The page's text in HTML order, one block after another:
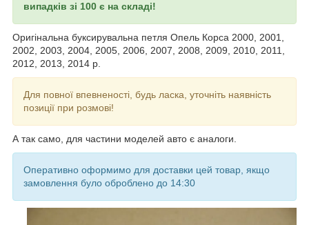
випадків зі 100 є на складі!
Оригінальна буксирувальна петля Опель Корса 2000, 2001,
2002, 2003, 2004, 2005, 2006, 2007, 2008, 2009, 2010, 2011,
2012, 2013, 2014 р.
Для повної впевненості, будь ласка, уточніть наявність
позиції при розмові!
А так само, для частини моделей авто є аналоги.
Оперативно оформимо для доставки цей товар, якщо
замовлення було оброблено до 14:30